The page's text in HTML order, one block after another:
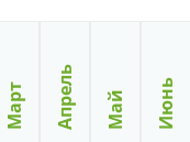
Март Апрель Май Июнь